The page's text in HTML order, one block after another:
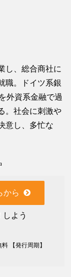
し、総合商社に
職。ドイツ系銀
外資系金融で過
。社会に刺激や
意し、多忙な
から
よう
【発行周期】